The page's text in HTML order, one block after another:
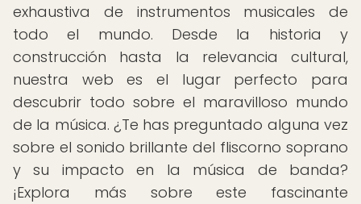
exhaustiva de instrumentos musicales de
todo el mundo. Desde la historia y
construcción hasta la relevancia cultural,
nuestra web es el lugar perfecto para
descubrir todo sobre el maravilloso mundo
de la música. ¿Te has preguntado alguna vez
sobre el sonido brillante del fliscorno soprano
y su impacto en la música de banda?
¡Explora más sobre este fascinante